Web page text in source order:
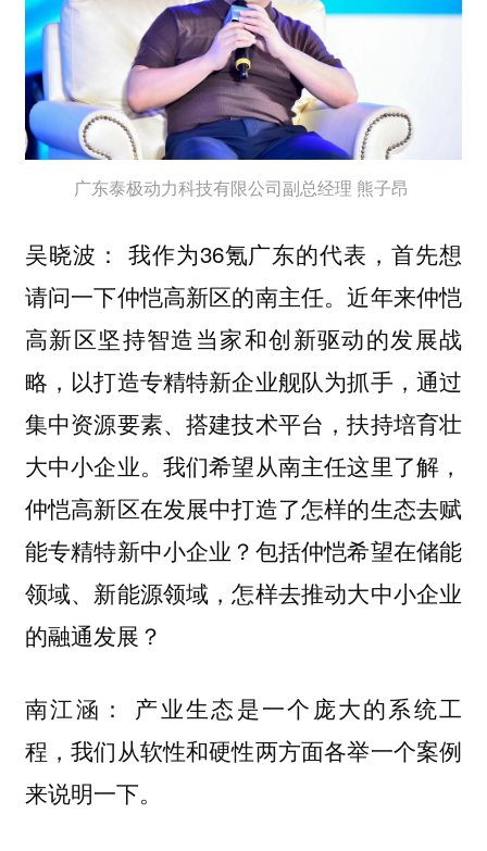
广东泰极动力科技有限公司副总经理 熊子昂
吴晓波： 我作为36氪广东的代表，首先想
请问一下仲恺高新区的南主任。近年来仲恺
高新区坚持智造当家和创新驱动的发展战
略，以打造专精特新企业舰队为抓手，通过
集中资源要素、搭建技术平台，扶持培育壮
大中小企业。我们希望从南主任这里了解，
仲恺高新区在发展中打造了怎样的生态去赋
能专精特新中小企业？包括仲恺希望在储能
领域、新能源领域，怎样去推动大中小企业
的融通发展？
南江涵：
产业生态是一个庞大的系统工
程，我们从软性和硬性两方面各举一个案例
来说明一下。